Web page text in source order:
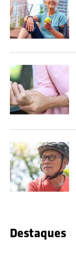
Destaques